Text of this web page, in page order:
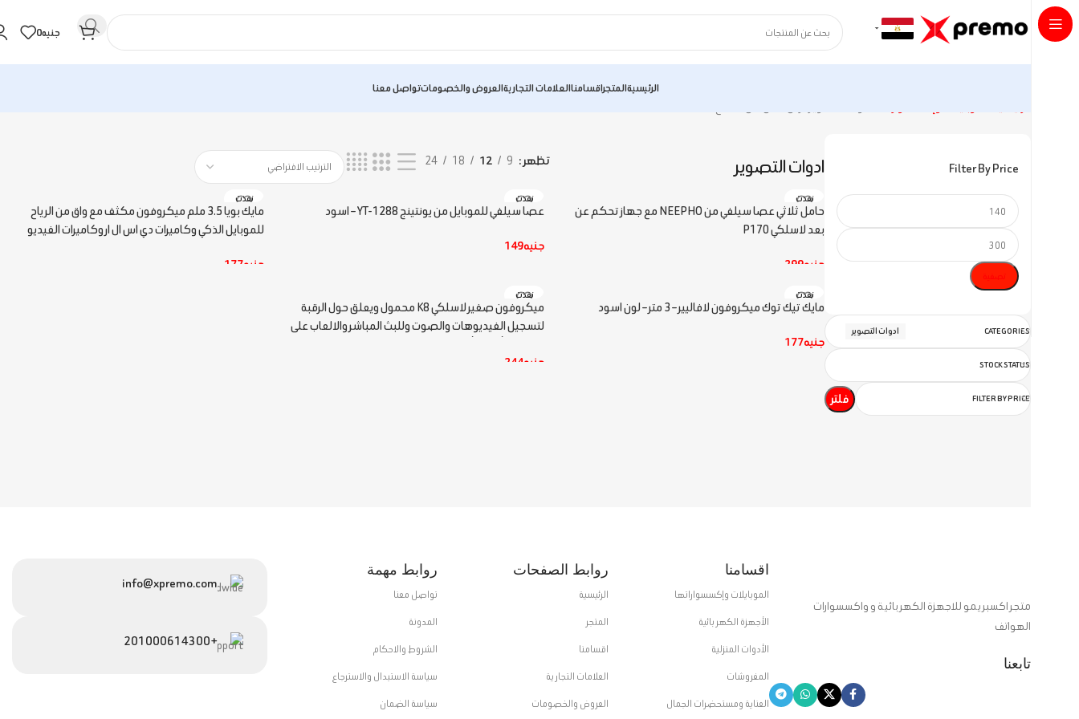
جنيه0
الرئيسيةالمتجراقسامناالعلامات التجاريةالعروض والخصوماتتواصل معنا
Filter By Price
تصفية
CATEGORIES ادوات التصوير
STOCK STATUS
FILTER BY PRICE فلتر
ادوات التصوير تظهر 9
12
18
24
نفذت
حامل ثلاثي عصا سيلفي من NEEPHO مع جهاز تحكم عن
بعد لاسلكي P170
جنيه299
نفذت
عصا سيلفي للموبايل من يونتينج YT-1288 – اسود
جنيه149
نفذت
مايك بويا 3.5 ملم ميكروفون مكثف مع واق من الرياح
للموبايل الذكي وكاميرات دي اس ال ار وكاميرات الفيديو
جنيه177
نفذت
مايك تيك توك ميكروفون لافاليير – 3 متر – لون اسود
جنيه177
نفذت
ميكروفون صغير لاسلكي K8 محمول ويعلق حول الرقبة
لتسجيل الفيديوهات والصوت وللبث المباشر والالعاب على
جنيه244
متجر اكسبريمو للاجهزة الكهربائية و واكسسوارات
الهواتف
تابعنا
اقسامنا
الموبايلات وإكسسواراتها
الأجهزة الكهربائية
الأدوات المنزلية
المفروشات
العناية ومستحضرات الجمال
روابط الصفحات
الرئيسية
المتجر
اقسامنا
العلامات التجارية
العروض والخصومات
روابط مهمة
تواصل معنا
المدونة
الشروط والاحكام
سياسة الاستبدال والاسترجاع
سياسة الضمان
info@xpremo.com
+201000614300